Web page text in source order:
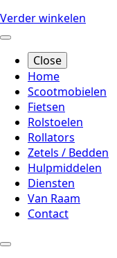
Verder winkelen
Close
Home
Scootmobielen
Fietsen
Rolstoelen
Rollators
Zetels / Bedden
Hulpmiddelen
Diensten
Van Raam
Contact